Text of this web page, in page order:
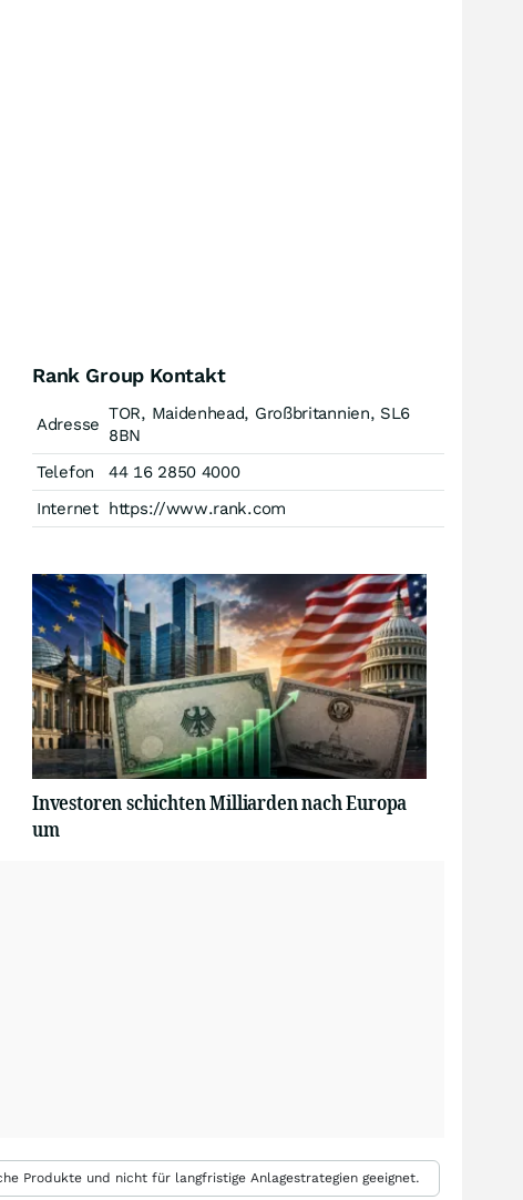
Rank Group Kontakt
Adresse
TOR, Maidenhead, Großbritannien, SL6
8BN
Telefon
44 16 2850 4000
Internet https://www.rank.com
Investoren schichten Milliarden nach Europa
um
Produkte und nicht für langfristige Anlagestrategien geeignet.